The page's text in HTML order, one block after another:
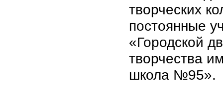
творческих
постоянные
«Городской
творчества
школа №95».